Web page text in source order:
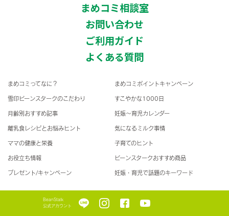
まめコミ相談室
お問い合わせ
ご利用ガイド
よくある質問
まめコミってなに？ まめコミポイントキャンペーン
雪印ビーンスタークのこだわり すこやかな1000日
月齢別おすすめ記事 妊娠〜育児カレンダー
離乳食レシピとお悩みヒント 気になるミルク事情
ママの健康と栄養 子育てのヒント
お役立ち情報 ビーンスタークおすすめ商品
プレゼント/キャンペーン 妊娠・育児で話題のキーワード
BeanStalk
公式アカウント